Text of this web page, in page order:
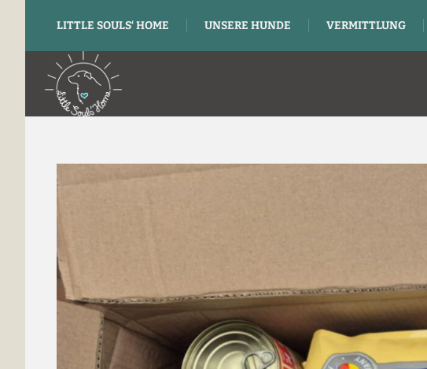
LITTLE SOULS‘ HOME UNSERE HUNDE VERMITTLUNG